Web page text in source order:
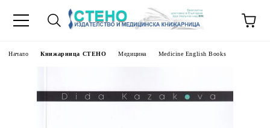
Начало Книжарница СТЕНО Медицина Medicine English Books